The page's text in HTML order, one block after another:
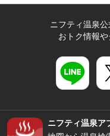
ニフティ温泉
おトク情報
ニフティ温泉ア